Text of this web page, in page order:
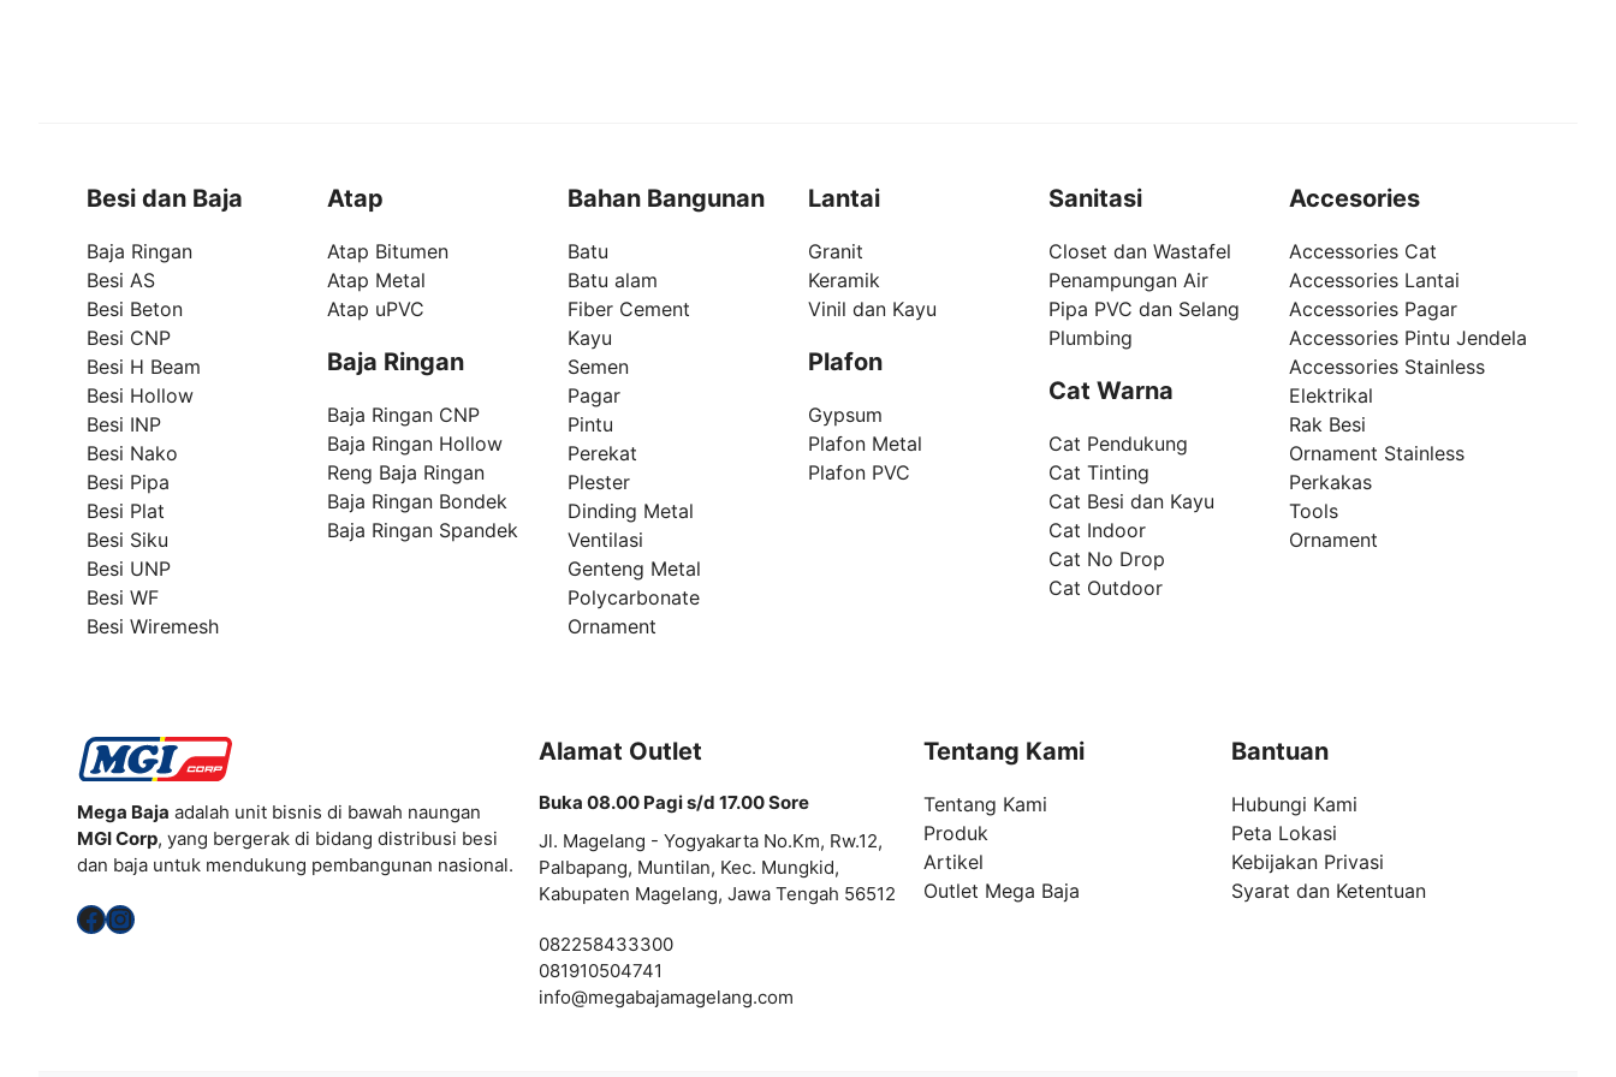
Besi dan Baja
Baja Ringan
Besi AS
Besi Beton
Besi CNP
Besi H Beam
Besi Hollow
Besi INP
Besi Nako
Besi Pipa
Besi Plat
Besi Siku
Besi UNP
Besi WF
Besi Wiremesh
Atap
Atap Bitumen
Atap Metal
Atap uPVC
Baja Ringan
Baja Ringan CNP
Baja Ringan Hollow
Reng Baja Ringan
Baja Ringan Bondek
Baja Ringan Spandek
Bahan Bangunan
Batu
Batu alam
Fiber Cement
Kayu
Semen
Pagar
Pintu
Perekat
Plester
Dinding Metal
Ventilasi
Genteng Metal
Polycarbonate
Ornament
Lantai
Granit
Keramik
Vinil dan Kayu
Plafon
Gypsum
Plafon Metal
Plafon PVC
Sanitasi
Closet dan Wastafel
Penampungan Air
Pipa PVC dan Selang
Plumbing
Cat Warna
Cat Pendukung
Cat Tinting
Cat Besi dan Kayu
Cat Indoor
Cat No Drop
Cat Outdoor
Accesories
Accessories Cat
Accessories Lantai
Accessories Pagar
Accessories Pintu Jendela
Accessories Stainless
Elektrikal
Rak Besi
Ornament Stainless
Perkakas
Tools
Ornament
Mega Baja adalah unit bisnis di bawah naungan
MGI Corp, yang bergerak di bidang distribusi besi
dan baja untuk mendukung pembangunan nasional.
Facebook
Instagram
Alamat Outlet
Buka 08.00 Pagi s/d 17.00 Sore
Jl. Magelang - Yogyakarta No.Km, Rw.12,
Palbapang, Muntilan, Kec. Mungkid,
Kabupaten Magelang, Jawa Tengah 56512
082258433300
081910504741
info@megabajamagelang.com
Tentang Kami
Tentang Kami
Produk
Artikel
Outlet Mega Baja
Bantuan
Hubungi Kami
Peta Lokasi
Kebijakan Privasi
Syarat dan Ketentuan